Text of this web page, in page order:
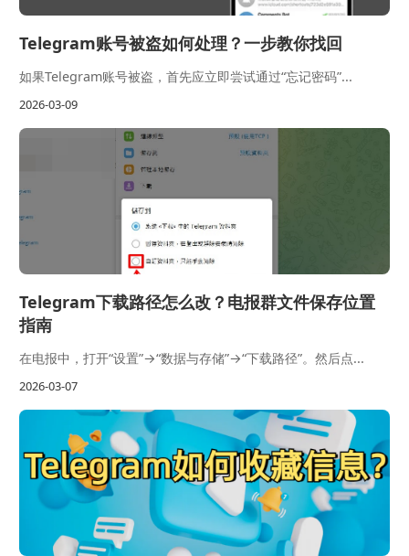
Telegram账号被盗如何处理？一步教你找回
如果Telegram账号被盗，首先应立即尝试通过“忘记密码”...
2026-03-09
Telegram下载路径怎么改？电报群文件保存位置
指南
在电报中，打开“设置”→“数据与存储”→“下载路径”。然后点...
2026-03-07